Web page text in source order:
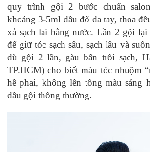
quy trình gội 2 bước chuẩn
khoảng 3-5ml dầu đổ da tay, thoa
xả sạch lại bằng nước. Lần 2 gội
để giữ tóc sạch sâu, sạch lâu và
dù gội 2 lần, gàu bẩn trôi sạch,
TP.HCM) cho biết màu tóc nhuộm
hề phai, không lên tông màu sáng
dầu gội thông thường.